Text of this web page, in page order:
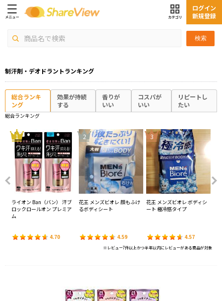
検索
ログイン
新規登録
制汗剤・デオドラントランキング
総合ランキ
ング
効果が持続
する
香りが
いい
コスパが
いい
リピートし
たい
総合ランキング
1
ライオン Ban（バン） 汗ブ
ロックロールオン プレミア
ム
4.70
2
花王 メンズビオレ 顔もふけ
るボディシート
4.59
3
花王 メンズビオレ ボディシ
ート 極冷感タイプ
4.57
※レビュー7件以上かつ半年以内にレビューがある商品が対象